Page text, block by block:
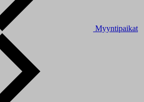
Myyntipaikat